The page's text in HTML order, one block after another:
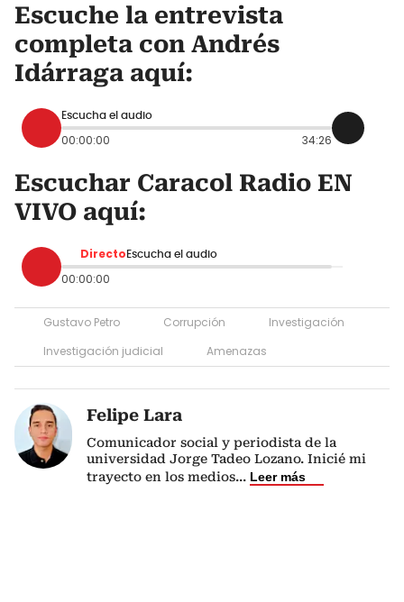
Escuche la entrevista
completa con Andrés
Idárraga aquí:
Escucha el audio
00:00:00 34:26
Escuchar Caracol Radio EN
VIVO aquí:
Directo Escucha el audio
00:00:00
Gustavo Petro Corrupción
Investigación
Investigación judicial
Amenazas
Felipe Lara
Comunicador social y periodista de la
universidad Jorge Tadeo Lozano. Inicié mi
trayecto en los medios... Leer más